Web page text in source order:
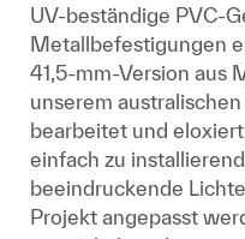
UV-beständige PVC-
Metallbefestigungen
41,5-mm-Version aus
unserem
bearbeitet und
einfach zu
beeindruckende
Projekt angepasst